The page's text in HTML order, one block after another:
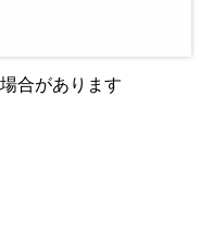
合があります